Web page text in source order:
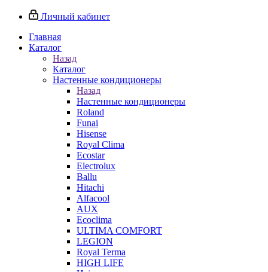
Личный кабинет
Главная
Каталог
Назад
Каталог
Настенные кондиционеры
Назад
Настенные кондиционеры
Roland
Funai
Hisense
Royal Clima
Ecostar
Electrolux
Ballu
Hitachi
Alfacool
AUX
Ecoclima
ULTIMA COMFORT
LEGION
Royal Terma
HIGH LIFE